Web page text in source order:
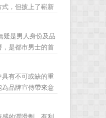
，但披上了嶄新
道，營銷真正的
品牌印到消費者
是一朝一夕的事
疑是男人身份及品
是都市男士的首
候，一款真皮皮
疏於保養，也會
編就爲大家分享
有不可或缺的重
品牌宣傳帶來意
運用這些獨具創
中將更具競爭